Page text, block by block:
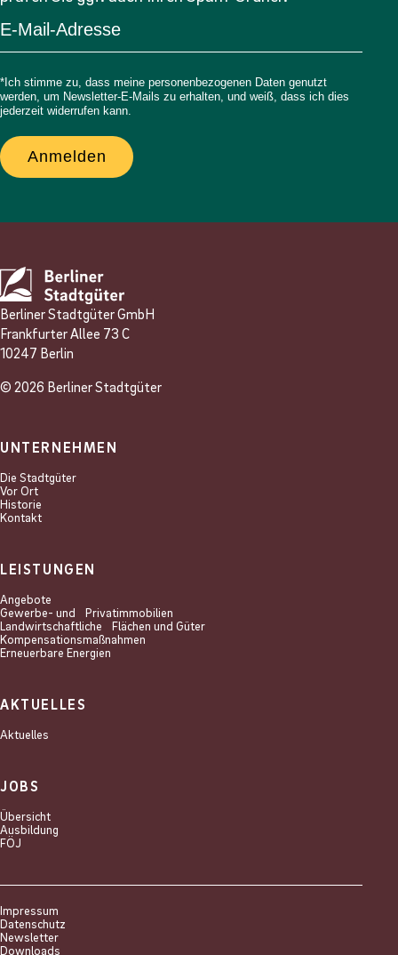
*Ich stimme zu, dass meine personenbezogenen Daten genutzt
werden, um Newsletter-E-Mails zu erhalten, und weiß, dass ich dies
jederzeit widerrufen kann.
Anmelden
Berliner Stadtgüter GmbH
Frankfurter Allee 73 C
10247 Berlin
© 2026 Berliner Stadtgüter
UNTERNEHMEN
Die Stadtgüter
Vor Ort
Historie
Kontakt
LEISTUNGEN
Angebote
Gewerbe- und Privat­immobilien
Landwirtschaftliche Flächen und Güter
Kompensations­maßnahmen
Erneuerbare Energien
AKTUELLES
Aktuelles
JOBS
Übersicht
Ausbildung
FÖJ
Impressum
Datenschutz
Newsletter
Downloads